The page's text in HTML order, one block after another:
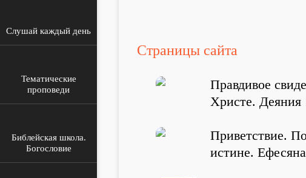
Слушай каждый день
Тематические
проповеди
Библейская школа.
Богословие
Страницы сайта
Правдивое
Христе. Деяния
Приветствие.
истине.